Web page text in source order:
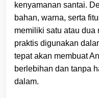
kenyamanan santai.
bahan, warna, serta
memiliki satu atau dua
praktis digunakan
tepat akan membuat
berlebihan dan tanpa
dalam.